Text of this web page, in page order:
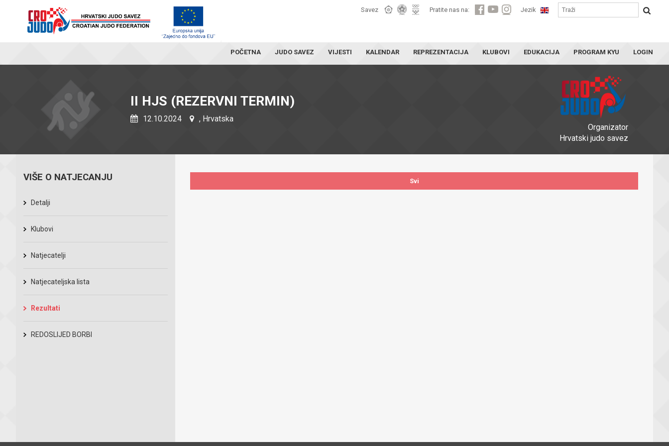
Savez Pratite nas na: Jezik
POČETNA JUDO SAVEZ VIJESTI KALENDAR REPREZENTACIJA KLUBOVI EDUKACIJA PROGRAM KYU LOGIN
Organizator
Hrvatski judo savez
II HJS (REZERVNI TERMIN)
12.10.2024 , Hrvatska
VIŠE O NATJECANJU
Detalji
Klubovi
Natjecatelji
Natjecateljska lista
Rezultati
REDOSLIJED BORBI
Svi